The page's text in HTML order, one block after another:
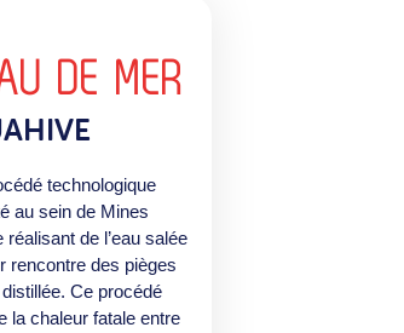
DE MER
technologique
au sein de Mines
de l’eau salée
rencontre des pièges
Ce procédé
la chaleur fatale entre